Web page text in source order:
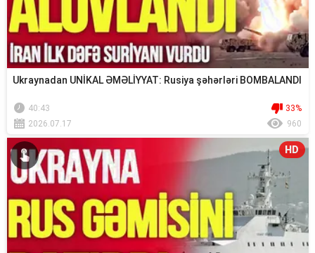
Ukraynadan UNİKAL ƏMƏLİYYAT: Rusiya şəhərləri BOMBALANDI
40:43
33%
2026.07.17
960
HD